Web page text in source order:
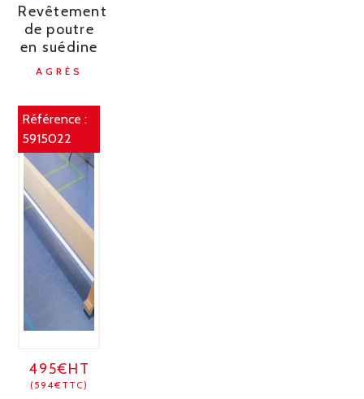
Revêtement
de poutre
en suédine
AGRÈS
Référence :
5915022
495€HT
(594€TTC)